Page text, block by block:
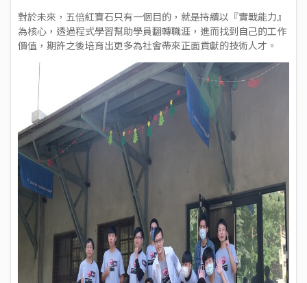
對於未來，五倍紅寶石只有一個目的，就是持續以『實戰能力』
為核心，透過程式學習幫助學員翻轉職涯，進而找到自己的工作
價值，期許之後培育出更多為社會帶來正面貢獻的技術人才。